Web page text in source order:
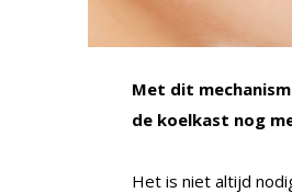
Met dit
de koelkast nog
Het is niet altijd